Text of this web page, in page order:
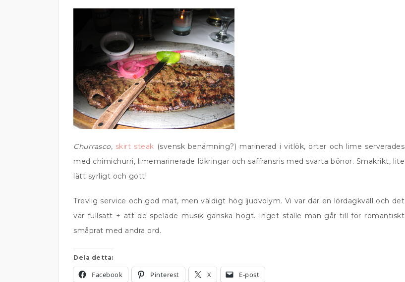
Churrasco, skirt steak (svensk benämning?) marinerad i vitlök, örter och lime serverades
med chimichurri, limemarinerade lökringar och saffransris med svarta bönor. Smakrikt, lite
lätt syrligt och gott!
Trevlig service och god mat, men väldigt hög ljudvolym. Vi var där en lördagkväll och det
var fullsatt + att de spelade musik ganska högt. Inget ställe man går till för romantiskt
småprat med andra ord.
Dela detta:
Facebook Pinterest X E-post